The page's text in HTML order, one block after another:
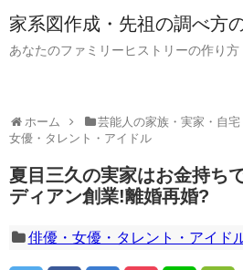
家系図作成・先祖の調べ方
あなたのファミリーヒストリーの作り方
ホーム 芸能人の家族・実家・自
女優・タレント・アイドル
夏目三久の実家はお金持ち
ディアン創業!離婚再婚?
俳優・女優・タレント・アイド